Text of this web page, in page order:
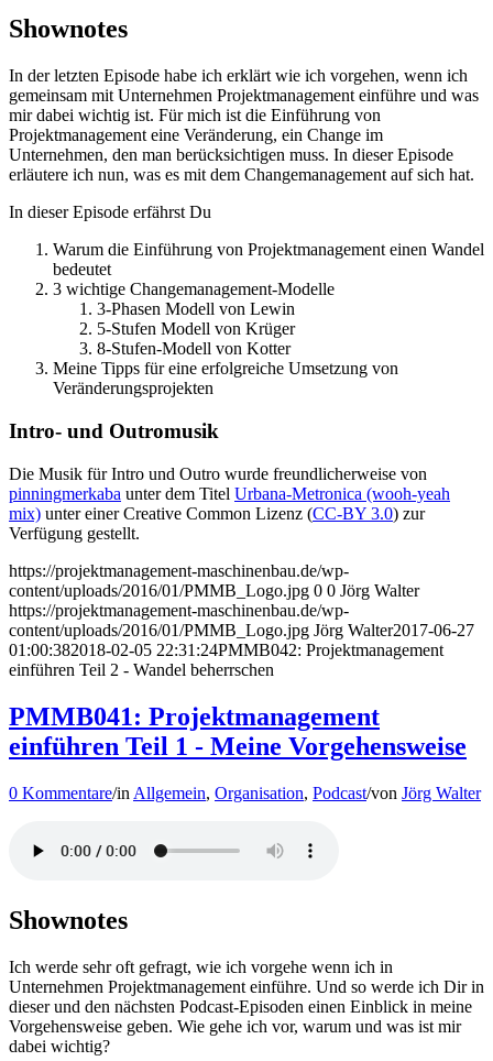
Shownotes
In der letzten Episode habe ich erklärt wie ich vorgehen, wenn ich
gemeinsam mit Unternehmen Projektmanagement einführe und was
mir dabei wichtig ist. Für mich ist die Einführung von
Projektmanagement eine Veränderung, ein Change im
Unternehmen, den man berücksichtigen muss. In dieser Episode
erläutere ich nun, was es mit dem Changemanagement auf sich hat.
In dieser Episode erfährst Du
Warum die Einführung von Projektmanagement einen Wandel
bedeutet
3 wichtige Changemanagement-Modelle
3-Phasen Modell von Lewin
5-Stufen Modell von Krüger
8-Stufen-Modell von Kotter
Meine Tipps für eine erfolgreiche Umsetzung von
Veränderungsprojekten
Intro- und Outromusik
Die Musik für Intro und Outro wurde freundlicherweise von
pinningmerkaba unter dem Titel Urbana-Metronica (wooh-yeah
mix) unter einer Creative Common Lizenz (CC-BY 3.0) zur
Verfügung gestellt.
https://projektmanagement-maschinenbau.de/wp-
content/uploads/2016/01/PMMB_Logo.jpg 0 0 Jörg Walter
https://projektmanagement-maschinenbau.de/wp-
content/uploads/2016/01/PMMB_Logo.jpg Jörg Walter2017-06-27
01:00:382018-02-05 22:31:24PMMB042: Projektmanagement
einführen Teil 2 - Wandel beherrschen
PMMB041: Projektmanagement
einführen Teil 1 - Meine Vorgehensweise
0 Kommentare/in Allgemein, Organisation, Podcast/von Jörg Walter
Shownotes
Ich werde sehr oft gefragt, wie ich vorgehe wenn ich in
Unternehmen Projektmanagement einführe. Und so werde ich Dir in
dieser und den nächsten Podcast-Episoden einen Einblick in meine
Vorgehensweise geben. Wie gehe ich vor, warum und was ist mir
dabei wichtig?